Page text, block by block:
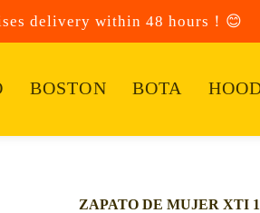
BOSTON BOTA
delivery within 48 hours！😊
ZAPATO DE MUJER XTI